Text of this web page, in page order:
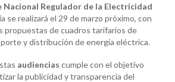
Nacional Regulador de la Electricidad
se realizará el 29 de marzo próximo, con
propuestas de cuadros tarifarios de
y distribución de energía eléctrica.
audiencias cumple con el objetivo
la publicidad y transparencia del